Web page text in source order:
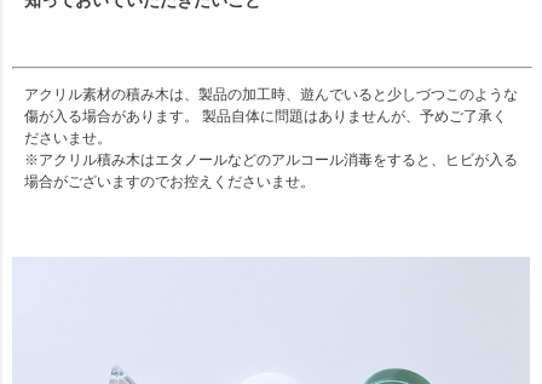
アクリル素材の積み木は、製品の加工時、遊んでいると少しづつこのような
傷が入る場合があります。 製品自体に問題はありませんが、予めご了承く
ださいませ。
※アクリル積み木はエタノールなどのアルコール消毒をすると、ヒビが入る
場合がございますのでお控えくださいませ。